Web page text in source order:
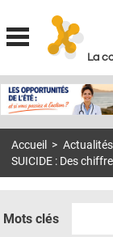
La
MON COMPTE
S'ABONNER À LA
DOSSIERS
Accueil > Actualités
SUICIDE : Des
Mots clés